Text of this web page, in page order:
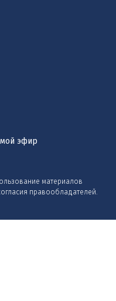
эфир
материалов
правообладателей.